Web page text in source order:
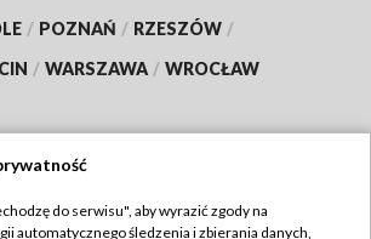
/ POZNAŃ / RZESZÓW /
/ WARSZAWA / WROCŁAW
do serwisu", aby wyrazić zgody na
automatycznego śledzenia i zbierania danych,